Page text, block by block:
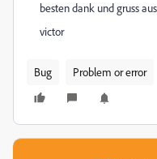
besten dank und gruss
victor
Bug Problem or error